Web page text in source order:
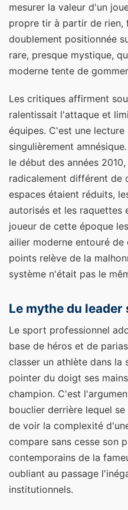
mesurer la valeur d'un
propre tir à partir de rien,
doublement positionnée
rare, presque mystique,
moderne tente de
Les critiques affirment
ralentissait l'attaque et
équipes. C'est une lecture
singulièrement
le début des années
radicalement différent de
espaces étaient réduits,
autorisés et les raquettes
joueur de cette époque
ailier moderne entouré
points relève de la
système n'était pas le
Le mythe du
Le sport professionnel
base de héros et de
classer un athlète dans la
pointer du doigt ses
champion. C'est
bouclier derrière lequel
de voir la complexité
compare sans cesse son
contemporains de la
oubliant au passage
institutionnels.